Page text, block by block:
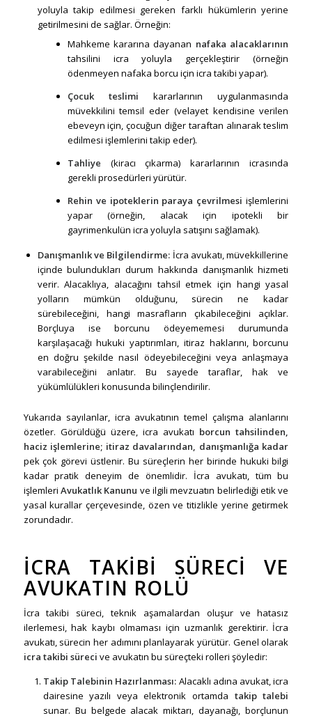
yoluyla takip edilmesi gereken farklı hükümlerin yerine
getirilmesini de sağlar. Örneğin:
Mahkeme kararına dayanan nafaka alacaklarının
tahsilini icra yoluyla gerçekleştirir (örneğin
ödenmeyen nafaka borcu için icra takibi yapar).
Çocuk teslimi kararlarının uygulanmasında
müvekkilini temsil eder (velayet kendisine verilen
ebeveyn için, çocuğun diğer taraftan alınarak teslim
edilmesi işlemlerini takip eder).
Tahliye (kiracı çıkarma) kararlarının icrasında
gerekli prosedürleri yürütür.
Rehin ve ipoteklerin paraya çevrilmesi işlemlerini
yapar (örneğin, alacak için ipotekli bir
gayrimenkulün icra yoluyla satışını sağlamak).
Danışmanlık ve Bilgilendirme: İcra avukatı, müvekkillerine
içinde bulundukları durum hakkında danışmanlık hizmeti
verir. Alacaklıya, alacağını tahsil etmek için hangi yasal
yolların mümkün olduğunu, sürecin ne kadar
sürebileceğini, hangi masrafların çıkabileceğini açıklar.
Borçluya ise borcunu ödeyememesi durumunda
karşılaşacağı hukuki yaptırımları, itiraz haklarını, borcunu
en doğru şekilde nasıl ödeyebileceğini veya anlaşmaya
varabileceğini anlatır. Bu sayede taraflar, hak ve
yükümlülükleri konusunda bilinçlendirilir.
Yukarıda sayılanlar, icra avukatının temel çalışma alanlarını
özetler. Görüldüğü üzere, icra avukatı borcun tahsilinden,
haciz işlemlerine; itiraz davalarından, danışmanlığa kadar
pek çok görevi üstlenir. Bu süreçlerin her birinde hukuki bilgi
kadar pratik deneyim de önemlidir. İcra avukatı, tüm bu
işlemleri Avukatlık Kanunu ve ilgili mevzuatın belirlediği etik ve
yasal kurallar çerçevesinde, özen ve titizlikle yerine getirmek
zorundadır.
İCRA TAKIBI SÜRECI VE
AVUKATIN ROLÜ
İcra takibi süreci, teknik aşamalardan oluşur ve hatasız
ilerlemesi, hak kaybı olmaması için uzmanlık gerektirir. İcra
avukatı, sürecin her adımını planlayarak yürütür. Genel olarak
icra takibi süreci ve avukatın bu süreçteki rolleri şöyledir:
Takip Talebinin Hazırlanması: Alacaklı adına avukat, icra
dairesine yazılı veya elektronik ortamda takip talebi
sunar. Bu belgede alacak miktarı, dayanağı, borçlunun